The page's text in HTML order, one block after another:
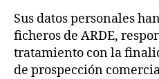
Sus datos personales
ficheros de ARDE,
tratamiento con la
de prospección